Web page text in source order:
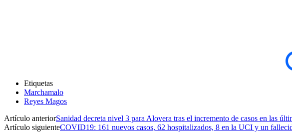
Etiquetas
Marchamalo
Reyes Magos
Artículo anteriorSanidad decreta nivel 3 para Alovera tras el incremento de casos en las
Artículo siguienteCOVID19: 161 nuevos casos, 62 hospitalizados, 8 en la UCI y un